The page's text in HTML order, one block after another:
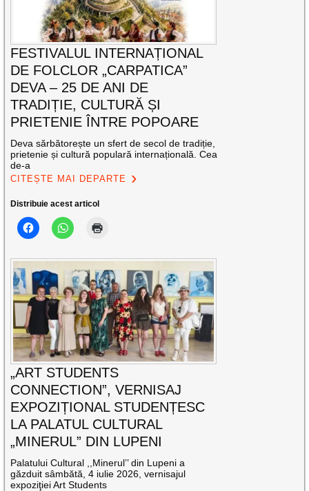
FESTIVALUL INTERNAȚIONAL
DE FOLCLOR „CARPATICA”
DEVA – 25 DE ANI DE
TRADIȚIE, CULTURĂ ȘI
PRIETENIE ÎNTRE POPOARE
Deva sărbătorește un sfert de secol de tradiție,
prietenie și cultură populară internațională. Cea
de-a
CITEȘTE MAI DEPARTE
Distribuie acest articol
„ART STUDENTS
CONNECTION”, VERNISAJ
EXPOZIȚIONAL STUDENȚESC
LA PALATUL CULTURAL
„MINERUL” DIN LUPENI
Palatului Cultural ,,Minerul’’ din Lupeni a
găzduit sâmbătă, 4 iulie 2026, vernisajul
expoziţiei Art Students